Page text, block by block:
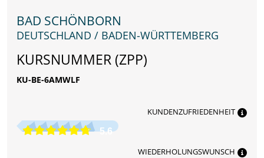
BAD SCHÖNBORN
DEUTSCHLAND / BADEN-WÜRTTEMBERG
KURSNUMMER (ZPP)
KU-BE-6AMWLF
KUNDENZUFRIEDENHEIT
5.6
WIEDERHOLUNGSWUNSCH